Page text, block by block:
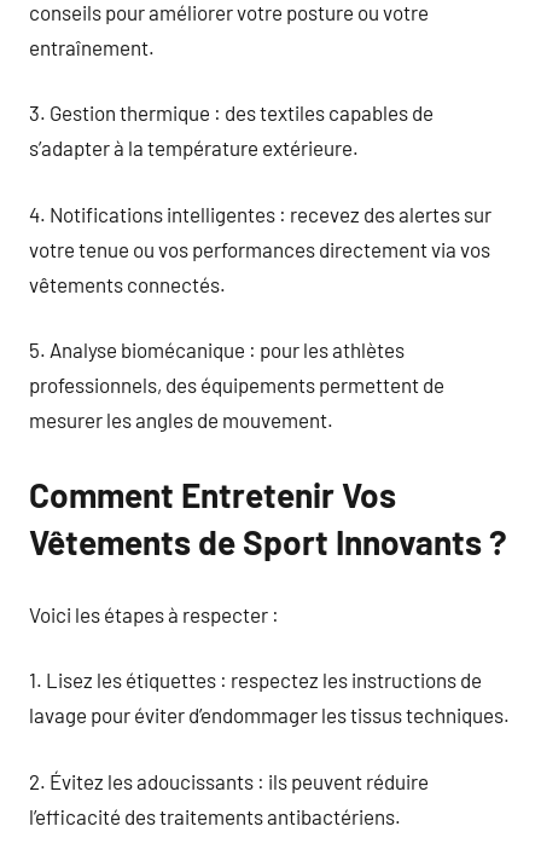
conseils pour améliorer votre posture ou votre
entraînement.
3. Gestion thermique : des textiles capables de
s’adapter à la température extérieure.
4. Notifications intelligentes : recevez des alertes sur
votre tenue ou vos performances directement via vos
vêtements connectés.
5. Analyse biomécanique : pour les athlètes
professionnels, des équipements permettent de
mesurer les angles de mouvement.
Comment Entretenir Vos
Vêtements de Sport Innovants ?
Voici les étapes à respecter :
1. Lisez les étiquettes : respectez les instructions de
lavage pour éviter d’endommager les tissus techniques.
2. Évitez les adoucissants : ils peuvent réduire
l’efficacité des traitements antibactériens.